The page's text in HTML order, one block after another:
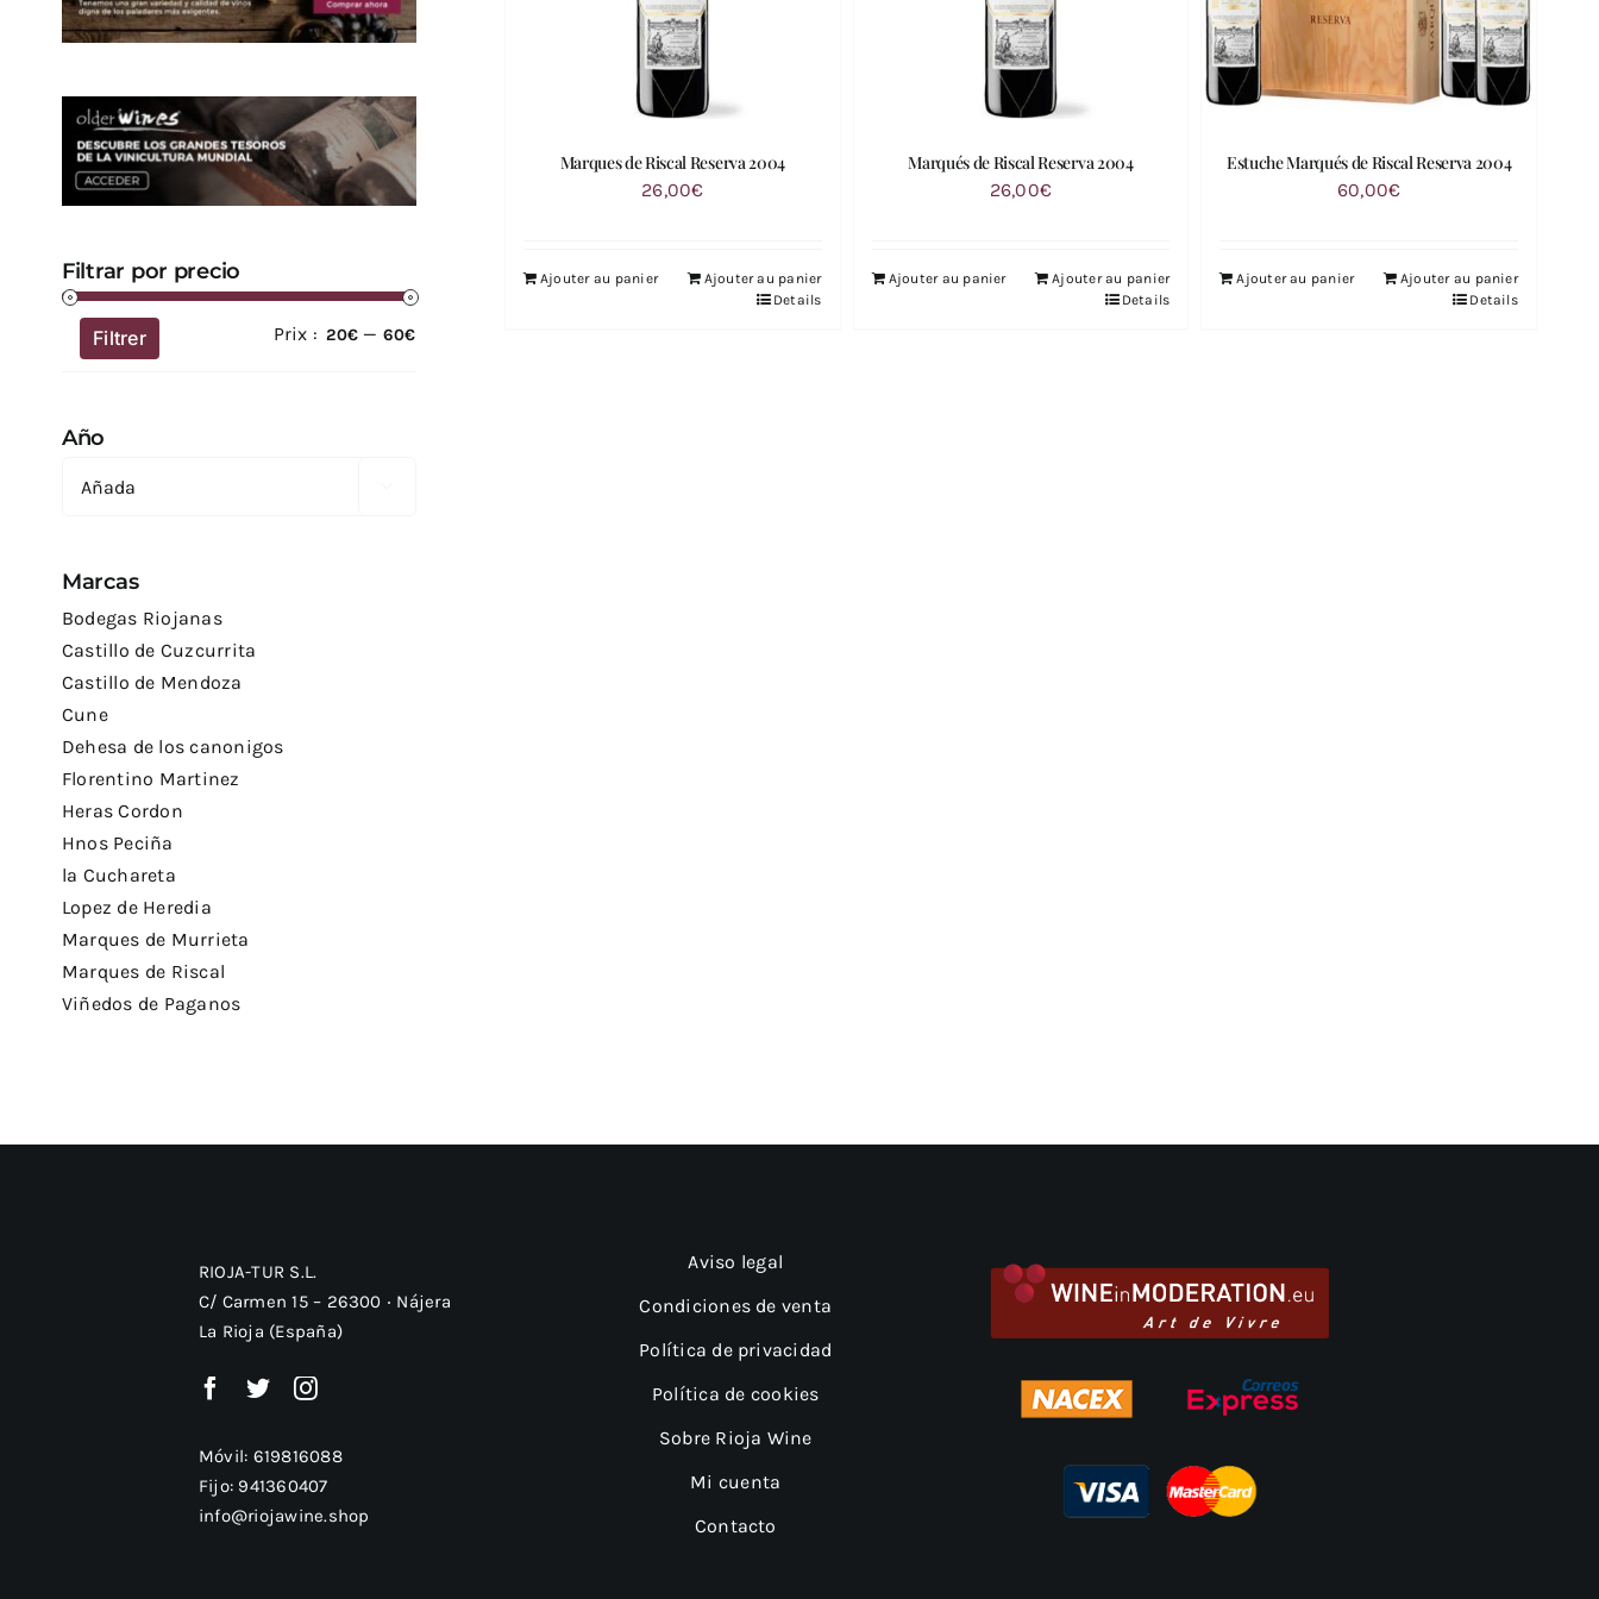
Marques de Riscal Reserva 2004
26,00€
Ajouter au panier
Ajouter au panier
Details
Marqués de Riscal Reserva 2004
26,00€
Ajouter au panier
Ajouter au panier
Details
Estuche Marqués de Riscal Reserva 2004
60,00€
Ajouter au panier
Ajouter au panier
Details
Filtrar por precio
Prix
Prix
Filtrer Prix : 20€ — 60€
Año
Marcas
Bodegas Riojanas
Castillo de Cuzcurrita
Castillo de Mendoza
Cune
Dehesa de los canonigos
Florentino Martinez
Heras Cordon
Hnos Peciña
la Cuchareta
Lopez de Heredia
Marques de Murrieta
Marques de Riscal
Viñedos de Paganos
RIOJA-TUR S.L.
C/ Carmen 15 – 26300 ‧ Nájera
La Rioja (España)
Móvil: 619816088
Fijo: 941360407
info@riojawine.shop
Aviso legal
Condiciones de venta
Política de privacidad
Política de cookies
Sobre Rioja Wine
Mi cuenta
Contacto